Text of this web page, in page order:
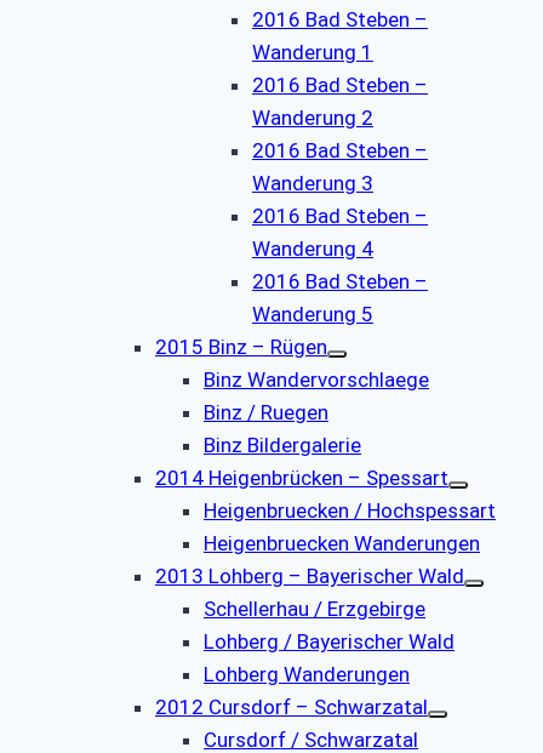
2016 Bad Steben –
Wanderung 1
2016 Bad Steben –
Wanderung 2
2016 Bad Steben –
Wanderung 3
2016 Bad Steben –
Wanderung 4
2016 Bad Steben –
Wanderung 5
2015 Binz – Rügen
Binz Wandervorschlaege
Binz / Ruegen
Binz Bildergalerie
2014 Heigenbrücken – Spessart
Heigenbruecken / Hochspessart
Heigenbruecken Wanderungen
2013 Lohberg – Bayerischer Wald
Schellerhau / Erzgebirge
Lohberg / Bayerischer Wald
Lohberg Wanderungen
2012 Cursdorf – Schwarzatal
Cursdorf / Schwarzatal